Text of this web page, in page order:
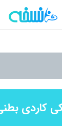
کاردی